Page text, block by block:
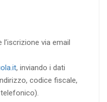
via email
, inviando i dati
codice fiscale,